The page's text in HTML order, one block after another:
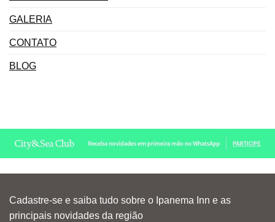
GALERIA
CONTATO
BLOG
Cadastre-se e saiba tudo sobre o Ipanema Inn e as
principais novidades da região